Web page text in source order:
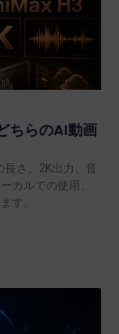
ちらのAI動画
さ、2K出力、音
カルでの使用、
す。.